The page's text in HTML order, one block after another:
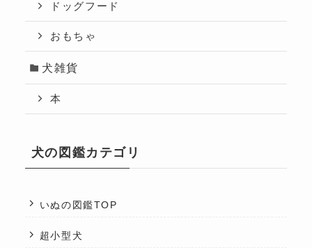
ドッグフード
おもちゃ
犬雑貨
本
犬の図鑑カテゴリ
いぬの図鑑TOP
超小型犬